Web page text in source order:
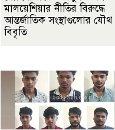
মালয়েশিয়ার নীতির বিরুদ্ধে
আন্তর্জাতিক সংস্থাগুলোর যৌথ
বিবৃতি